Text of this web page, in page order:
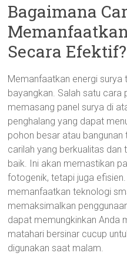
Bagaimana
Secara Efektif?
Memanfaatkan energi surya
bayangkan. Salah satu cara
memasang panel surya di
penghalang yang dapat
pohon besar atau bangunan
carilah yang berkualitas dan
baik. Ini akan memastikan
fotogenik, tetapi juga
memanfaatkan teknologi
memaksimalkan
dapat memungkinkan Anda
matahari bersinar cucup
digunakan saat malam.